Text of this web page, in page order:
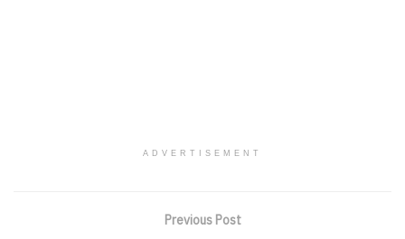
ADVERTISEMENT
Previous Post